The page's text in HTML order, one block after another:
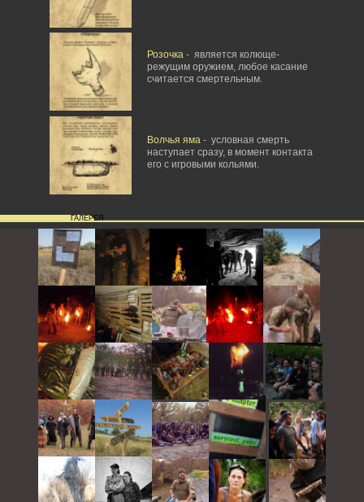
Розочка- является колюще-
режущим оружием, любое касание
считается смертельным.
Волчья яма- условная смерть
наступает сразу, в момент контакта
его с игровыми кольями.
ГАЛЕРЕЯ